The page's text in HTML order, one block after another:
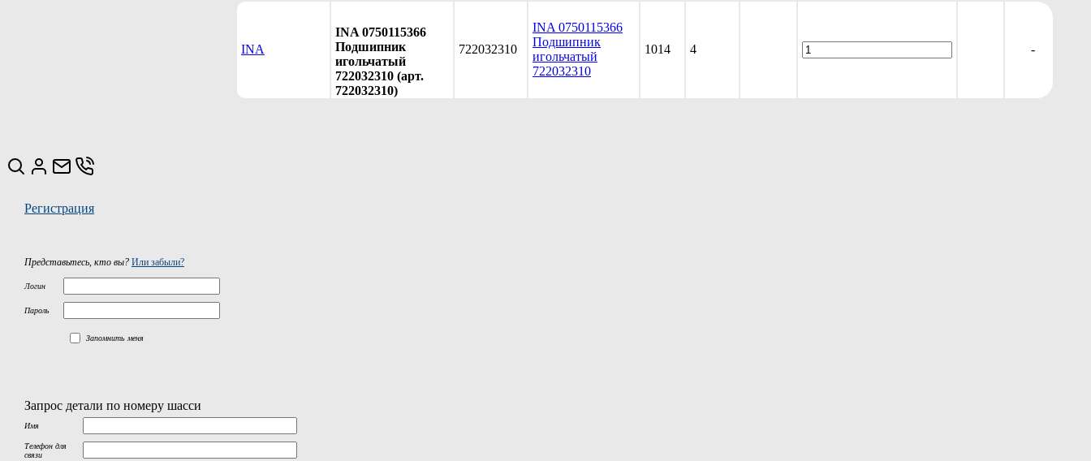
INA
INA 0750115366
Подшипник
игольчатый
722032310 (арт.
722032310)
722032310
INA 0750115366
Подшипник
игольчатый
722032310
1014 4 -
Регистрация
Представьтесь, кто вы? Или забыли?
Логин
Пароль
Запомнить меня
Запрос детали по номеру шасси
Имя
Телефон для
связи